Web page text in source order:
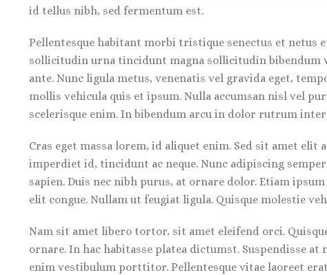
id tellus nibh, sed fermentum est.
Pellentesque habitant morbi tristique senectus et netus
sollicitudin urna tincidunt magna sollicitudin bibendum
ante. Nunc ligula metus, venenatis vel gravida eget,
mollis vehicula quis et ipsum. Nulla accumsan nisl vel
scelerisque enim. In bibendum arcu in dolor rutrum
Cras eget massa lorem, id aliquet enim. Sed sit amet
imperdiet id, tincidunt ac neque. Nunc adipiscing
sapien. Duis nec nibh purus, at ornare dolor. Etiam
elit congue. Nullam ut feugiat ligula. Quisque molestie
Nam sit amet libero tortor, sit amet eleifend orci.
ornare. In hac habitasse platea dictumst. Suspendisse
enim vestibulum porttitor. Pellentesque vitae laoreet